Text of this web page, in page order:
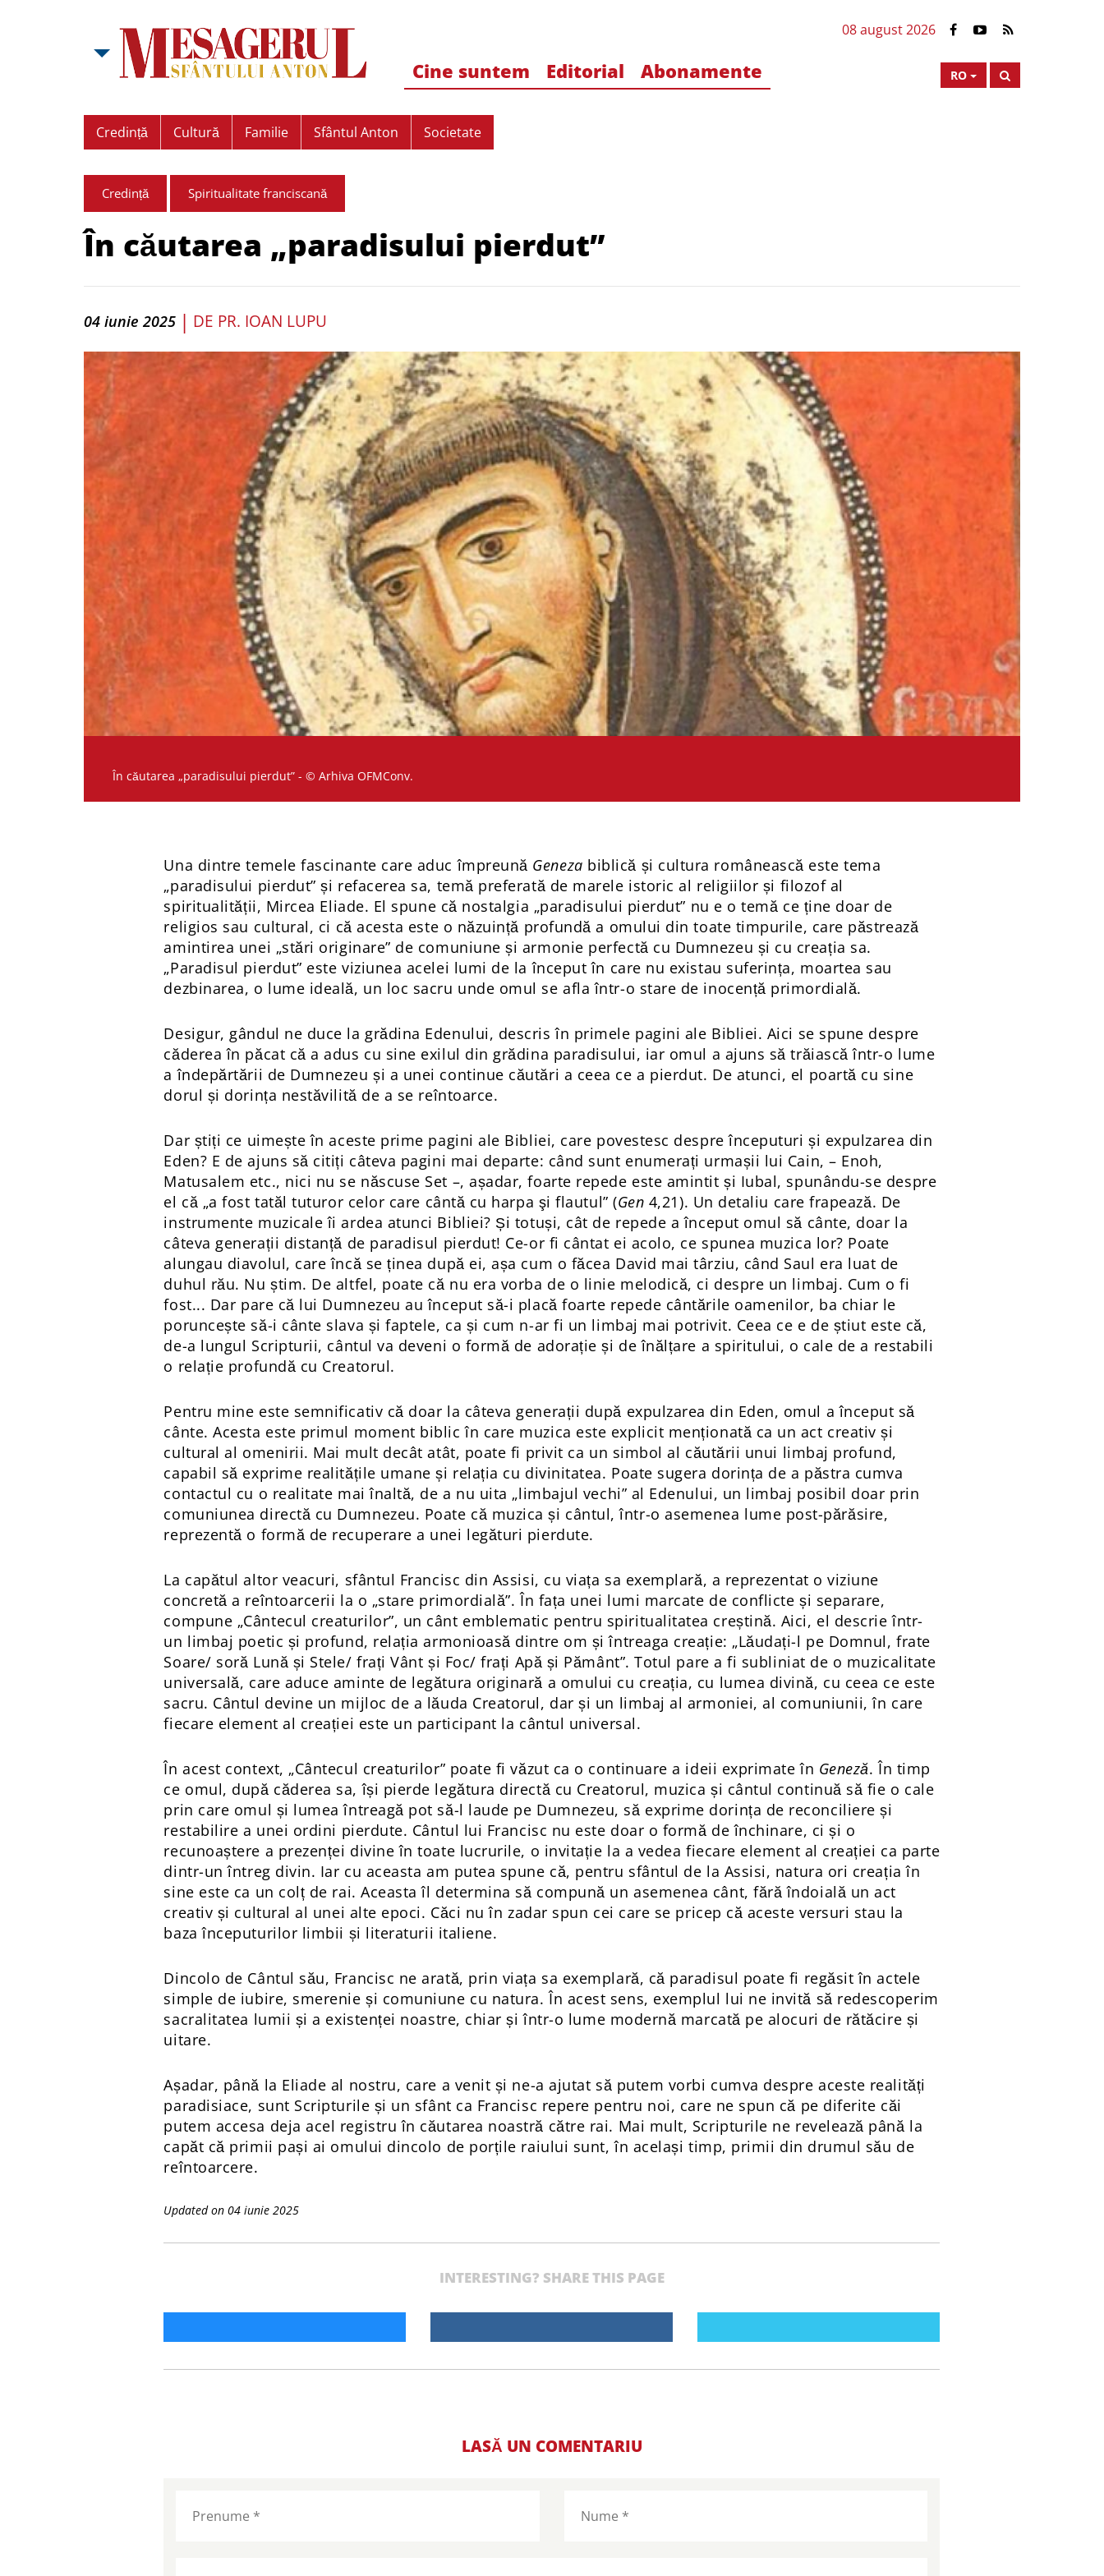
08 august 2026
RO
Cine suntem Editorial Abonamente
Credință Cultură Familie Sfântul Anton Societate
Credință Spiritualitate franciscană
În căutarea „paradisului pierdut”
04 iunie 2025 | DE PR. IOAN LUPU
În căutarea „paradisului pierdut” - © Arhiva OFMConv.
Una dintre temele fascinante care aduc împreună Geneza biblică și cultura românească este tema
„paradisului pierdut” și refacerea sa, temă preferată de marele istoric al religiilor și filozof al
spiritualității, Mircea Eliade. El spune că nostalgia „paradisului pierdut” nu e o temă ce ține doar de
religios sau cultural, ci că acesta este o năzuință profundă a omului din toate timpurile, care păstrează
amintirea unei „stări originare” de comuniune și armonie perfectă cu Dumnezeu și cu creația sa.
„Paradisul pierdut” este viziunea acelei lumi de la început în care nu existau suferința, moartea sau
dezbinarea, o lume ideală, un loc sacru unde omul se afla într-o stare de inocență primordială.
Desigur, gândul ne duce la grădina Edenului, descris în primele pagini ale Bibliei. Aici se spune despre
căderea în păcat că a adus cu sine exilul din grădina paradisului, iar omul a ajuns să trăiască într-o lume
a îndepărtării de Dumnezeu și a unei continue căutări a ceea ce a pierdut. De atunci, el poartă cu sine
dorul și dorința nestăvilită de a se reîntoarce.
Dar știți ce uimește în aceste prime pagini ale Bibliei, care povestesc despre începuturi și expulzarea din
Eden? E de ajuns să citiți câteva pagini mai departe: când sunt enumerați urmașii lui Cain, – Enoh,
Matusalem etc., nici nu se născuse Set –, așadar, foarte repede este amintit și Iubal, spunându-se despre
el că „a fost tatăl tuturor celor care cântă cu harpa şi flautul” (Gen 4,21). Un detaliu care frapează. De
instrumente muzicale îi ardea atunci Bibliei? Și totuși, cât de repede a început omul să cânte, doar la
câteva generații distanță de paradisul pierdut! Ce-or fi cântat ei acolo, ce spunea muzica lor? Poate
alungau diavolul, care încă se ținea după ei, așa cum o făcea David mai târziu, când Saul era luat de
duhul rău. Nu știm. De altfel, poate că nu era vorba de o linie melodică, ci despre un limbaj. Cum o fi
fost... Dar pare că lui Dumnezeu au început să-i placă foarte repede cântările oamenilor, ba chiar le
poruncește să-i cânte slava și faptele, ca și cum n-ar fi un limbaj mai potrivit. Ceea ce e de știut este că,
de-a lungul Scripturii, cântul va deveni o formă de adorație și de înălțare a spiritului, o cale de a restabili
o relație profundă cu Creatorul.
Pentru mine este semnificativ că doar la câteva generații după expulzarea din Eden, omul a început să
cânte. Acesta este primul moment biblic în care muzica este explicit menționată ca un act creativ și
cultural al omenirii. Mai mult decât atât, poate fi privit ca un simbol al căutării unui limbaj profund,
capabil să exprime realitățile umane și relația cu divinitatea. Poate sugera dorința de a păstra cumva
contactul cu o realitate mai înaltă, de a nu uita „limbajul vechi” al Edenului, un limbaj posibil doar prin
comuniunea directă cu Dumnezeu. Poate că muzica și cântul, într-o asemenea lume post-părăsire,
reprezentă o formă de recuperare a unei legături pierdute.
La capătul altor veacuri, sfântul Francisc din Assisi, cu viața sa exemplară, a reprezentat o viziune
concretă a reîntoarcerii la o „stare primordială”. În fața unei lumi marcate de conflicte și separare,
compune „Cântecul creaturilor”, un cânt emblematic pentru spiritualitatea creștină. Aici, el descrie într-
un limbaj poetic și profund, relația armonioasă dintre om și întreaga creație: „Lăudați-l pe Domnul, frate
Soare/ soră Lună și Stele/ frați Vânt și Foc/ frați Apă și Pământ”. Totul pare a fi subliniat de o muzicalitate
universală, care aduce aminte de legătura originară a omului cu creația, cu lumea divină, cu ceea ce este
sacru. Cântul devine un mijloc de a lăuda Creatorul, dar și un limbaj al armoniei, al comuniunii, în care
fiecare element al creației este un participant la cântul universal.
În acest context, „Cântecul creaturilor” poate fi văzut ca o continuare a ideii exprimate în Geneză. În timp
ce omul, după căderea sa, își pierde legătura directă cu Creatorul, muzica și cântul continuă să fie o cale
prin care omul și lumea întreagă pot să-l laude pe Dumnezeu, să exprime dorința de reconciliere și
restabilire a unei ordini pierdute. Cântul lui Francisc nu este doar o formă de închinare, ci și o
recunoaștere a prezenței divine în toate lucrurile, o invitație la a vedea fiecare element al creației ca parte
dintr-un întreg divin. Iar cu aceasta am putea spune că, pentru sfântul de la Assisi, natura ori creația în
sine este ca un colț de rai. Aceasta îl determina să compună un asemenea cânt, fără îndoială un act
creativ și cultural al unei alte epoci. Căci nu în zadar spun cei care se pricep că aceste versuri stau la
baza începuturilor limbii și literaturii italiene.
Dincolo de Cântul său, Francisc ne arată, prin viața sa exemplară, că paradisul poate fi regăsit în actele
simple de iubire, smerenie și comuniune cu natura. În acest sens, exemplul lui ne invită să redescoperim
sacralitatea lumii și a existenței noastre, chiar și într-o lume modernă marcată pe alocuri de rătăcire și
uitare.
Așadar, până la Eliade al nostru, care a venit și ne-a ajutat să putem vorbi cumva despre aceste realități
paradisiace, sunt Scripturile și un sfânt ca Francisc repere pentru noi, care ne spun că pe diferite căi
putem accesa deja acel registru în căutarea noastră către rai. Mai mult, Scripturile ne revelează până la
capăt că primii pași ai omului dincolo de porțile raiului sunt, în același timp, primii din drumul său de
reîntoarcere.
Updated on 04 iunie 2025
INTERESTING? SHARE THIS PAGE
LASĂ UN COMENTARIU